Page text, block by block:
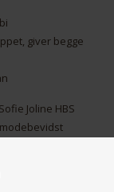
giver begge
Joline HBS
et strejf af
fremstillet af